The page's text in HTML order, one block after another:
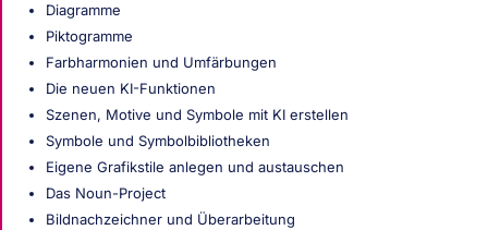
Diagramme
Piktogramme
Farbharmonien und Umfärbungen
Die neuen KI-Funktionen
Szenen, Motive und Symbole mit KI erstellen
Symbole und Symbolbibliotheken
Eigene Grafikstile anlegen und austauschen
Das Noun-Project
Bildnachzeichner und Überarbeitung